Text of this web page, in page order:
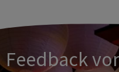
Feedback